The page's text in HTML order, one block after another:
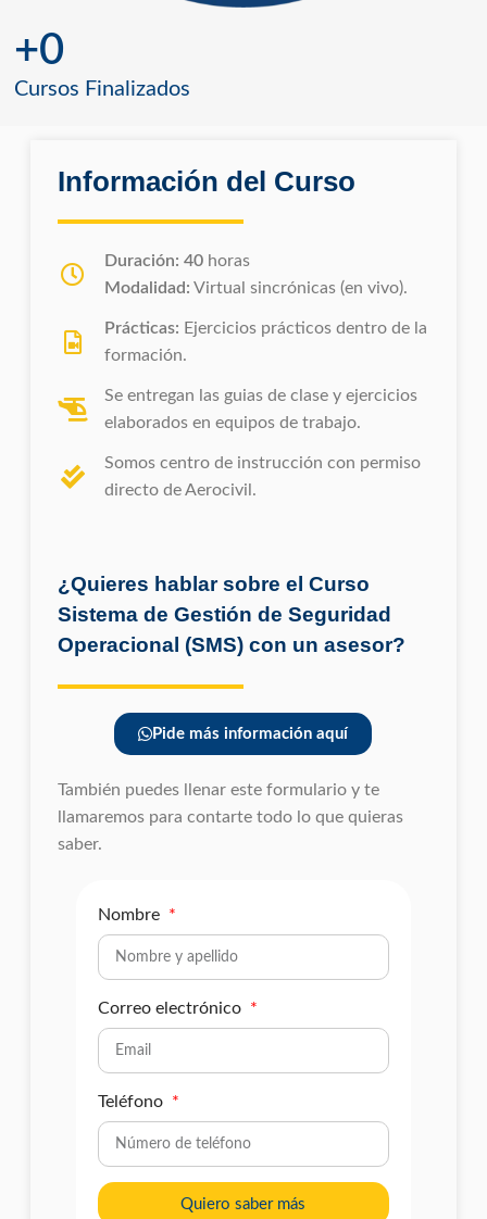
Cursos Finalizados
+0
Información del Curso
Duración: 40horas
Modalidad: Virtual sincrónicas (en vivo).
Prácticas: Ejercicios prácticos dentro de la
formación.
Se entregan las guias de clase y ejercicios
elaborados en equipos de trabajo.
Somos centro de instrucción con permiso
directo de Aerocivil.
¿Quieres hablar sobre el Curso
Sistema de Gestión de Seguridad
Operacional (SMS) con un asesor?
Pide más información aquí
También puedes llenar este formulario y te
llamaremos para contarte todo lo que quieras
saber.
Nombre
Correo electrónico
Teléfono
Quiero saber más